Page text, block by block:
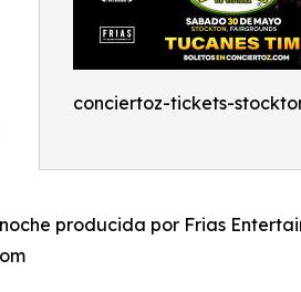
conciertoz-tickets-
producida por Frias